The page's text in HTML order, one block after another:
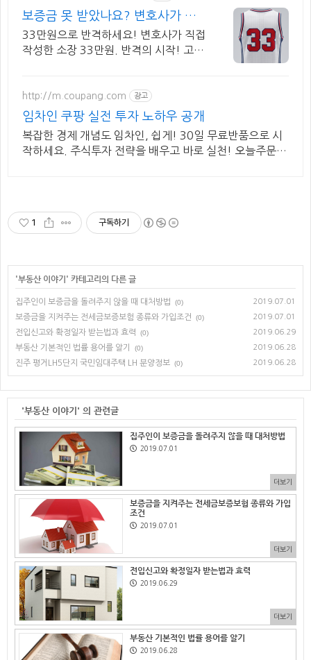
보증금 못 받았나요? 변호사가 직
접 작성
33만원으로 반격하세요! 변호사가 직접
작성한 소장 33만원. 반격의 시작! 고품
http://m.coupang.com 광고
임차인 쿠팡 실전 투자 노하우 공개
복잡한 경제 개념도 임차인, 쉽게! 30일 무료반품으로 시
작하세요. 주식투자 전략을 배우고 바로 실천! 오늘주문
1 구독하기
'부동산 이야기 ' 카테고리의 다른 글
집주인이 보증금을 돌려주지 않을 때 대처방법 (0) 2019.07.01
보증금을 지켜주는 전세금보증보험 종류와 가입조건 (0) 2019.07.01
전입신고와 확정일자 받는법과 효력 (0) 2019.06.29
부동산 기본적인 법률 용어를 알기 (0) 2019.06.28
진주 평거LH5단지 국민임대주택 LH 분양정보 (0) 2019.06.28
'부동산 이야기' 의 관련글
집주인이 보증금을 돌려주지 않을 때 대처방법
2019.07.01
더보기
보증금을 지켜주는 전세금보증보험 종류와 가입
조건
2019.07.01
더보기
전입신고와 확정일자 받는법과 효력
2019.06.29
더보기
부동산 기본적인 법률 용어를 알기
2019.06.28